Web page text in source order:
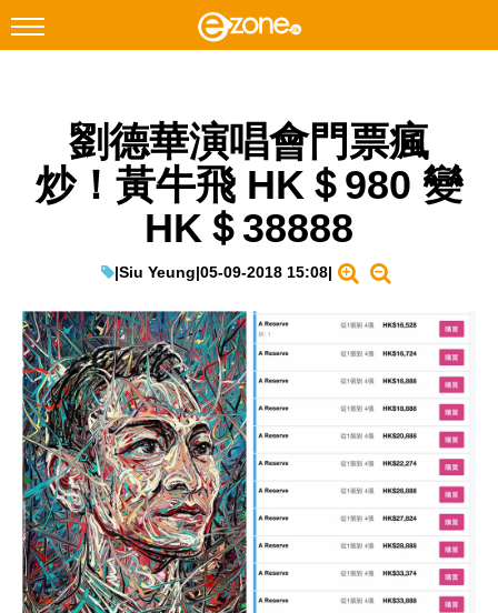
Facebook Instagram
科技焦點
教學評測
EduTech
IT Times
生成式AI與雲端應用
Enterprise Digital Transformation
特集
劉德華演唱會門票瘋
炒！黃牛飛 HK＄980 變
HK＄38888
|Siu Yeung|05-09-2018 15:08|